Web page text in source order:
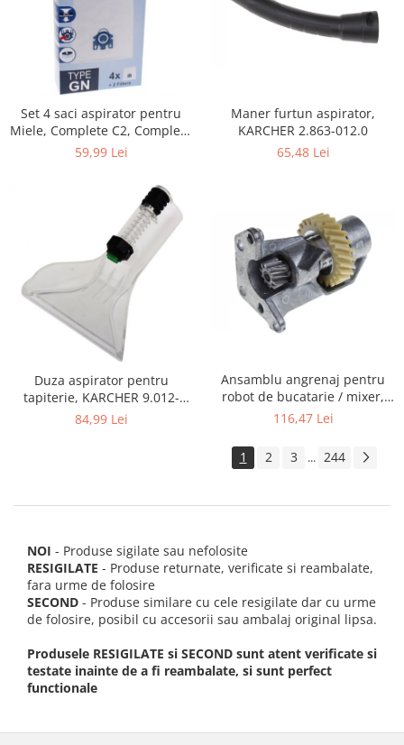
Ambalaje cadouri
Cadouri
Curatenie si intretinere
Set 4 saci aspirator pentru
Miele, Complete C2, Complete
C3, Classic C1, S8, S5, S2,
59,99 Lei
Maner furtun aspirator,
KARCHER 2.863-012.0
65,48 Lei
Duza aspirator pentru
tapiterie, KARCHER 9.012-
278.0, SE4001, SE4002, SE5100
84,99 Lei
Ansamblu angrenaj pentru
robot de bucatarie / mixer,
KITCHENAID 2403092
116,47 Lei
1 2 3 ... 244
NOI - Produse sigilate sau nefolosite
RESIGILATE - Produse returnate, verificate si reambalate,
fara urme de folosire
SECOND - Produse similare cu cele resigilate dar cu urme
de folosire, posibil cu accesorii sau ambalaj original lipsa.
Produsele RESIGILATE si SECOND sunt atent verificate si
testate inainte de a fi reambalate, si sunt perfect
functionale